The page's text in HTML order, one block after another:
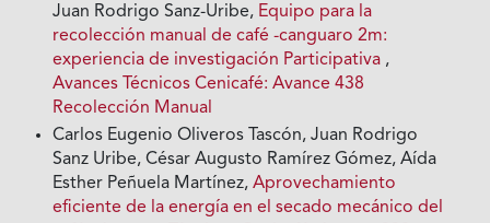
Juan Rodrigo Sanz-Uribe, Equipo para la
recolección manual de café -canguaro 2m:
experiencia de investigación Participativa ,
Avances Técnicos Cenicafé: Avance 438
Recolección Manual
Carlos Eugenio Oliveros Tascón, Juan Rodrigo
Sanz Uribe, César Augusto Ramírez Gómez, Aída
Esther Peñuela Martínez,Aprovechamiento
eficiente de la energía en el secado mecánico del